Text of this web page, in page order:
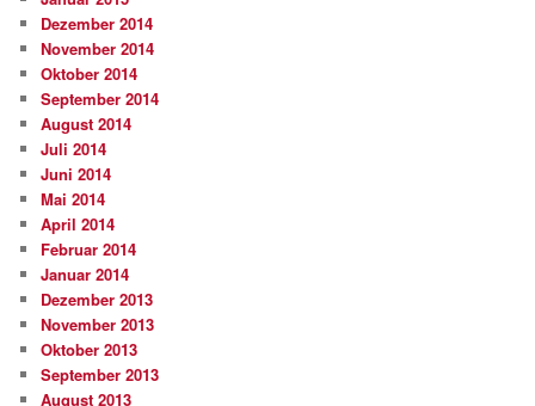
Dezember 2014
November 2014
Oktober 2014
September 2014
August 2014
Juli 2014
Juni 2014
Mai 2014
April 2014
Februar 2014
Januar 2014
Dezember 2013
November 2013
Oktober 2013
September 2013
August 2013